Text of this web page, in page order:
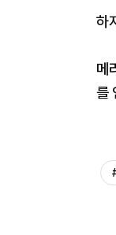
하
메
를